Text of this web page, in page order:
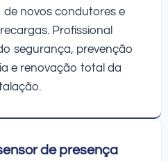
novos condutores e
Profissional
segurança, prevenção
e renovação total da
de presença